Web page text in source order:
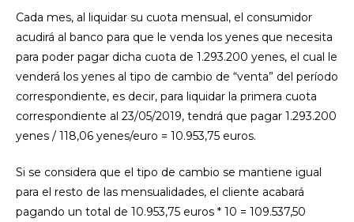
Cada mes, al liquidar su cuota mensual, el consumidor
acudirá al banco para que le venda los yenes que necesita
para poder pagar dicha cuota de 1.293.200 yenes, el cual le
venderá los yenes al tipo de cambio de “venta” del período
correspondiente, es decir, para liquidar la primera cuota
correspondiente al 23/05/2019, tendrá que pagar 1.293.200
yenes / 118,06 yenes/euro = 10.953,75 euros.
Si se considera que el tipo de cambio se mantiene igual
para el resto de las mensualidades, el cliente acabará
pagando un total de 10.953,75 euros * 10 = 109.537,50